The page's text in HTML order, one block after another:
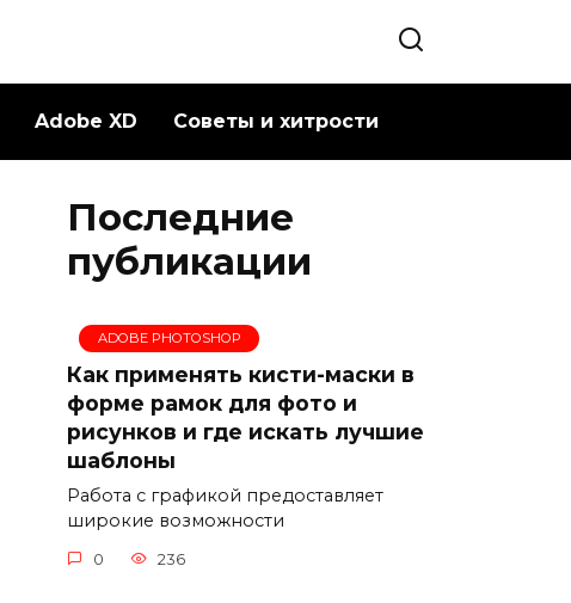
Adobe XD Советы и хитрости
Последние
публикации
ADOBE PHOTOSHOP
Как применять кисти-маски в
форме рамок для фото и
рисунков и где искать лучшие
шаблоны
Работа с графикой предоставляет
широкие возможности
0 236